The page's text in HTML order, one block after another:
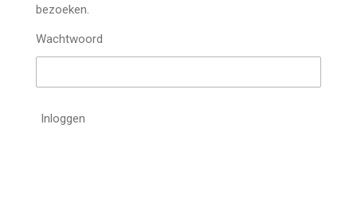
bezoeken.
Wachtwoord
Inloggen